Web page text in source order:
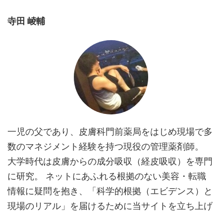
寺田 崚輔
一児の父であり、皮膚科門前薬局をはじめ現場で多
数のマネジメント経験を持つ現役の管理薬剤師。
大学時代は皮膚からの成分吸収（経皮吸収）を専門
に研究。 ネットにあふれる根拠のない美容・転職
情報に疑問を抱き、「科学的根拠（エビデンス）と
現場のリアル」を届けるために当サイトを立ち上げ